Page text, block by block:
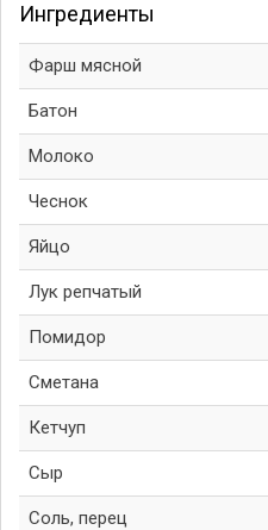
Ингредиенты
Фарш мясной
Батон
Молоко
Чеснок
Яйцо
Лук репчатый
Помидор
Сметана
Кетчуп
Сыр
Соль, перец